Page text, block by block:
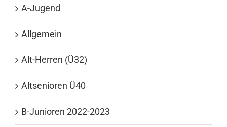
A-Jugend
Allgemein
Alt-Herren (Ü32)
Altsenioren Ü40
B-Junioren 2022-2023